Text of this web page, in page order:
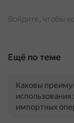
Войдите, чтобы
Ещё по теме
Каковы
использования
импортных